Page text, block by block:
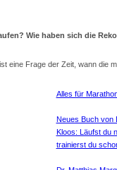
Wie haben sich die
eine Frage der Zeit, wann die
Alles für
Neues Buch von
Kloos: Läufst du
trainierst du